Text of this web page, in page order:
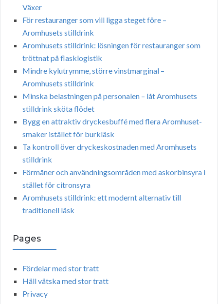
Växer
För restauranger som vill ligga steget före –
Aromhusets stilldrink
Aromhusets stilldrink: lösningen för restauranger som
tröttnat på flasklogistik
Mindre kylutrymme, större vinstmarginal –
Aromhusets stilldrink
Minska belastningen på personalen – låt Aromhusets
stilldrink sköta flödet
Bygg en attraktiv dryckesbuffé med flera Aromhuset-
smaker istället för burkläsk
Ta kontroll över dryckeskostnaden med Aromhusets
stilldrink
Förmåner och användningsområden med askorbinsyra i
stället för citronsyra
Aromhusets stilldrink: ett modernt alternativ till
traditionell läsk
Pages
Fördelar med stor tratt
Häll vätska med stor tratt
Privacy